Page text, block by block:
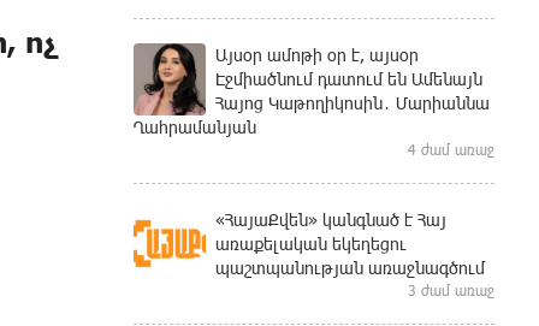
ոչ
Այսօր ամոթի օր է, այսօր
Էջմիածնում դատում են Ամենայն
Հայոց Կաթողիկոսին․ Մարիաննա
Ղահրամանյան
4 ժամ առաջ
«ՀայաՔվեն» կանգնած է Հայ
առաքելական եկեղեցու
պաշտպանության առաջնագծում
3 ժամ առաջ